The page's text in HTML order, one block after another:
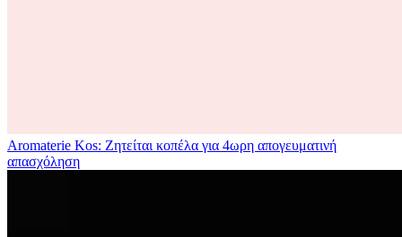
Aromaterie Kos: Ζητείται κοπέλα για 4ωρη απογευματινή
απασχόληση